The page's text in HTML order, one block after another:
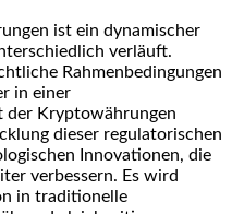
ist ein dynamischer
verläuft.
Rahmenbedingungen
in einer
der Kryptowährungen
dieser regulatorischen
Innovationen, die
verbessern. Es wird
in traditionelle